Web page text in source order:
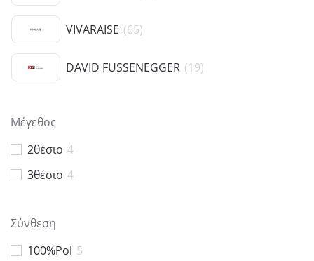
VIVARAISE (65)
DAVID FUSSENEGGER (19)
Μέγεθος
2θέσιο 4
3θέσιο 4
Σύνθεση
100%Pol 5